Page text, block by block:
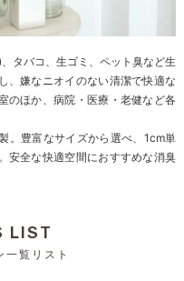
タバコ、生ゴミ、ペット臭など生
、嫌なニオイのない清潔で快適な
のほか、病院・医療・老健など各
。豊富なサイズから選べ、1cm単
安全な快適空間におすすめな消臭
LIST
一覧リスト